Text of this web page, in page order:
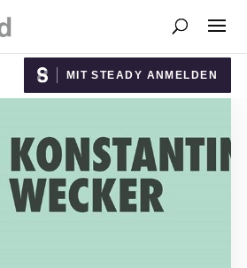
MIT STEADY ANMELDEN